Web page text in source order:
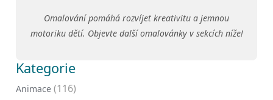
Omalování pomáhá rozvíjet kreativitu a jemnou
motoriku dětí. Objevte další omalovánky v sekcích níže!
Kategorie
Animace (116)